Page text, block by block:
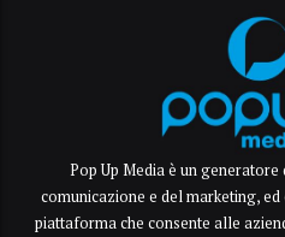
Pop Up Media è un
comunicazione e del marketing,
piattaforma che consente alle